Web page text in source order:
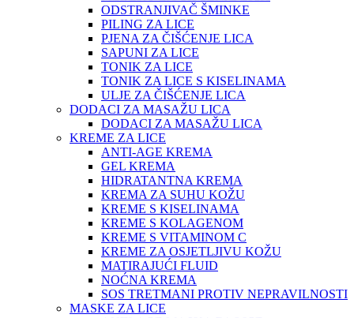
ODSTRANJIVAČ ŠMINKE
PILING ZA LICE
PJENA ZA ČIŠĆENJE LICA
SAPUNI ZA LICE
TONIK ZA LICE
TONIK ZA LICE S KISELINAMA
ULJE ZA ČIŠĆENJE LICA
DODACI ZA MASAŽU LICA
DODACI ZA MASAŽU LICA
KREME ZA LICE
ANTI-AGE KREMA
GEL KREMA
HIDRATANTNA KREMA
KREMA ZA SUHU KOŽU
KREME S KISELINAMA
KREME S KOLAGENOM
KREME S VITAMINOM C
KREME ZA OSJETLJIVU KOŽU
MATIRAJUĆI FLUID
NOĆNA KREMA
SOS TRETMANI PROTIV NEPRAVILNOSTI
MASKE ZA LICE